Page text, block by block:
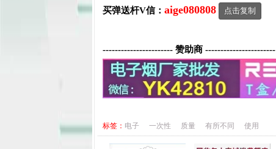
买弹送杆V信： aige080808 点击复制
----------------------- 赞助商 -----------------------
标签： 电子 一次性 质量 有所不同 使用